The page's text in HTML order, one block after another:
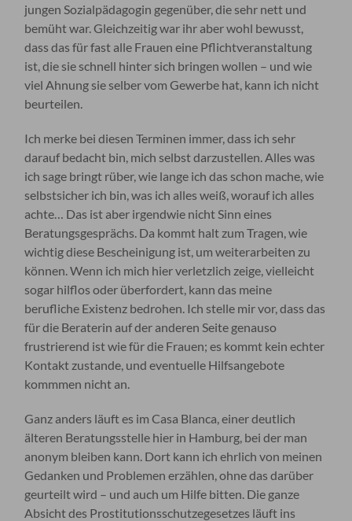
jungen Sozialpädagogin gegenüber, die sehr nett und
bemüht war. Gleichzeitig war ihr aber wohl bewusst,
dass das für fast alle Frauen eine Pflichtveranstaltung
ist, die sie schnell hinter sich bringen wollen – und wie
viel Ahnung sie selber vom Gewerbe hat, kann ich nicht
beurteilen.
Ich merke bei diesen Terminen immer, dass ich sehr
darauf bedacht bin, mich selbst darzustellen. Alles was
ich sage bringt rüber, wie lange ich das schon mache, wie
selbstsicher ich bin, was ich alles weiß, worauf ich alles
achte… Das ist aber irgendwie nicht Sinn eines
Beratungsgesprächs. Da kommt halt zum Tragen, wie
wichtig diese Bescheinigung ist, um weiterarbeiten zu
können. Wenn ich mich hier verletzlich zeige, vielleicht
sogar hilflos oder überfordert, kann das meine
berufliche Existenz bedrohen. Ich stelle mir vor, dass das
für die Beraterin auf der anderen Seite genauso
frustrierend ist wie für die Frauen; es kommt kein echter
Kontakt zustande, und eventuelle Hilfsangebote
kommmen nicht an.
Ganz anders läuft es im Casa Blanca, einer deutlich
älteren Beratungsstelle hier in Hamburg, bei der man
anonym bleiben kann. Dort kann ich ehrlich von meinen
Gedanken und Problemen erzählen, ohne das darüber
geurteilt wird – und auch um Hilfe bitten. Die ganze
Absicht des Prostitutionsschutzegesetzes läuft ins